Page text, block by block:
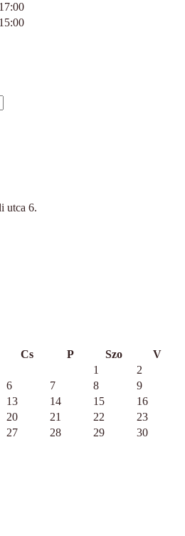
utca 6.
Cs P Szo
V
1
2
6 7 8
9
13 14 15
16
20 21 22
23
27 28 29
30